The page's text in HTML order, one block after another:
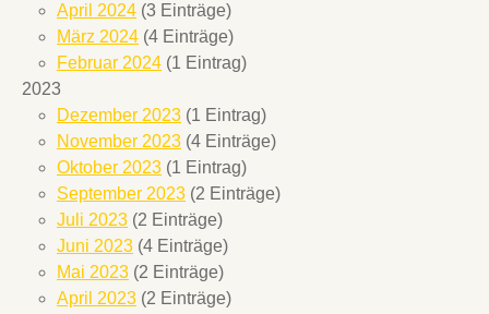
April 2024 (3 Einträge)
März 2024 (4 Einträge)
Februar 2024 (1 Eintrag)
2023
Dezember 2023 (1 Eintrag)
November 2023 (4 Einträge)
Oktober 2023 (1 Eintrag)
September 2023 (2 Einträge)
Juli 2023 (2 Einträge)
Juni 2023 (4 Einträge)
Mai 2023 (2 Einträge)
April 2023 (2 Einträge)